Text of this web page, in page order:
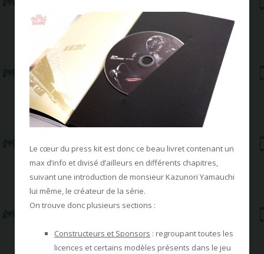
Le cœur du press kit est donc ce beau livret contenant un
max d’info et divisé d’ailleurs en différents chapitres,
suivant une introduction de monsieur Kazunori Yamauchi
lui même, le créateur de la série.
On trouve donc plusieurs sections :
Constructeurs et Sponsors : regroupant toutes les
licences et certains modèles présents dans le jeu